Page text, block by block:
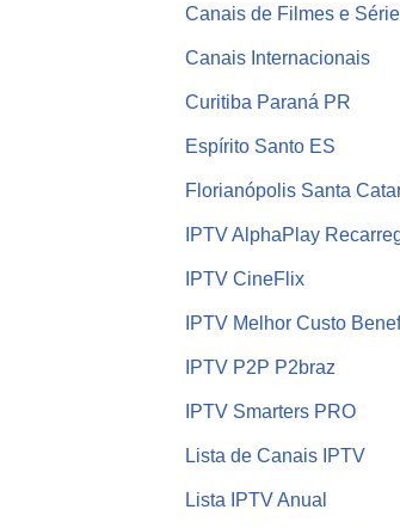
Canais de Filmes e
Canais Internacionais
Curitiba Paraná PR
Espírito Santo ES
Florianópolis Santa
IPTV AlphaPlay
IPTV CineFlix
IPTV Melhor Custo
IPTV P2P P2braz
IPTV Smarters PRO
Lista de Canais IPTV
Lista IPTV Anual